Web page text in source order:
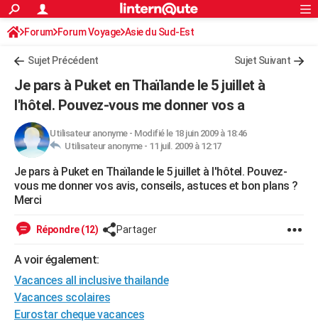
ACTUALITÉS
Politique
Société
Faits Divers
Education
Monde
Villes
+
Programme TV
TNTStreaming
Cinéma
Sorties cinéma
Musique
+FINANCE
Retraite
Impôts
Epargne
Immobilier
Risques naturels par ville
Banque
Assurance
Crédit
AUTO
Essais
Réserver un essai
Citadines
Berlines
SUV
Forum auto
HIGH-TECH
Mobiles
Meilleur smartphone
Internet
Ordinateurs
Jeux vidéo
Guide high-tech
+BRICOLAGE
WEEK-END
Art de vivre
Bien-être
Loisirs
Mode
Modes de vie
SANTE
Alimentation
Guide de la santé
Maladies
Médicaments
Sommeil
S'inscrire
Connexion
Forum Forum Voyage Asie du Sud-Est
Sujet Précédent Sujet Suivant
Je pars à Puket en Thaïlande le 5 juillet à
l'hôtel. Pouvez-vous me donner vos a
Utilisateur anonyme- Modifié le 18 juin 2009 à 18:46
Utilisateur anonyme - 11 juil. 2009 à 12:17
Je pars à Puket en Thaïlande le 5 juillet à l'hôtel. Pouvez-
vous me donner vos avis, conseils, astuces et bon plans ?
Merci
Répondre (12) Partager
A voir également:
Vacances all inclusive thailande
Vacances scolaires
Eurostar cheque vacances